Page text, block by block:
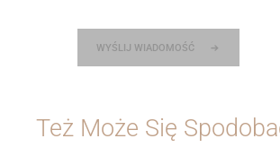
WYŚLIJ WIADOMOŚĆ
Też Może Się